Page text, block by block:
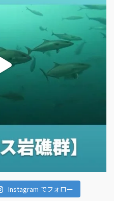
Instagram でフォロー